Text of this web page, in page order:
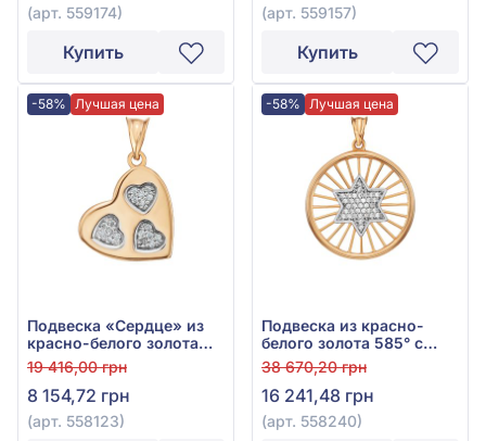
(арт. 559174)
Купить
(арт. 559157)
Купить
-58% Лучшая цена
Подвеска «Сердце» из
красно-белого золота
585° с фианитом, арт.
558123
19 416,00 грн
8 154,72 грн
(арт. 558123)
-58% Лучшая цена
Подвеска из красно-
белого золота 585° с
фианитом, арт. 558240
38 670,20 грн
16 241,48 грн
(арт. 558240)